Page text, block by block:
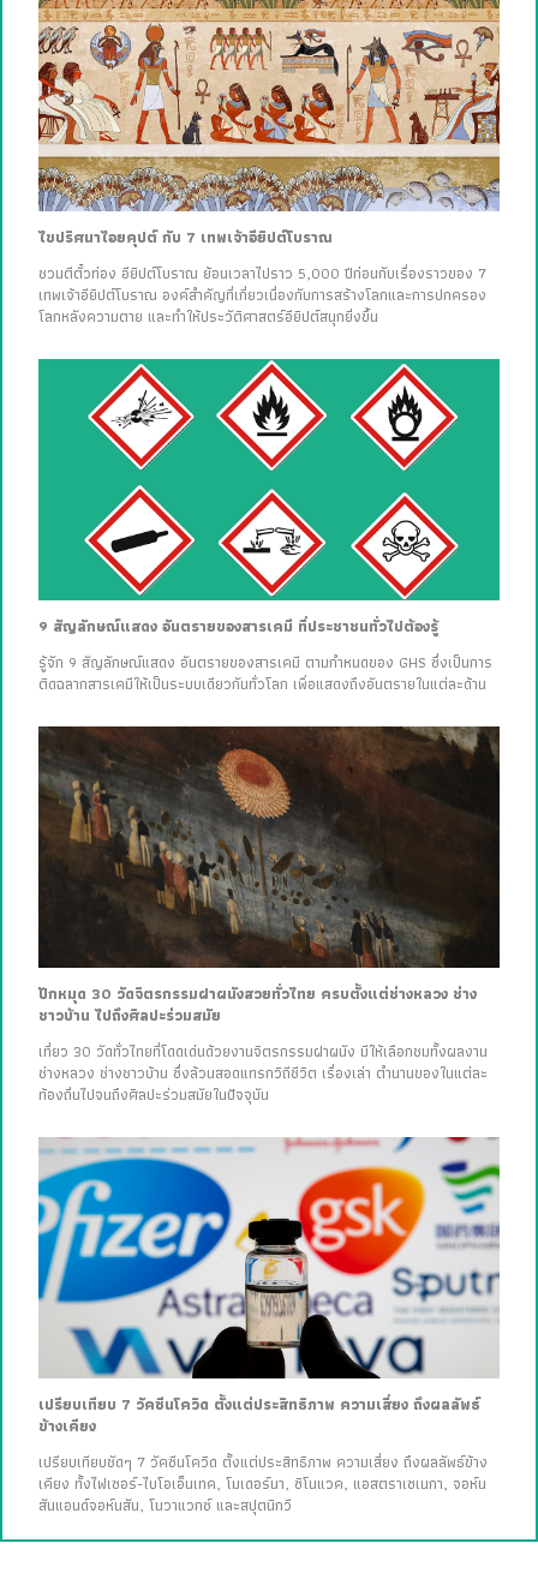
ไขปริศนาไอยคุปต์ กับ 7 เทพเจ้าอียิปต์โบราณ
ชวนตีตั๋วท่อง อียิปต์โบราณ ย้อนเวลาไปราว 5,000 ปีก่อนกับเรื่องราวของ 7
เทพเจ้าอียิปต์โบราณ องค์สำคัญที่เกี่ยวเนื่องกับการสร้างโลกและการปกครอง
โลกหลังความตาย และทำให้ประวัติศาสตร์อียิปต์สนุกยิ่งขึ้น
9 สัญลักษณ์แสดง อันตรายของสารเคมี ที่ประชาชนทั่วไปต้องรู้
รู้จัก 9 สัญลักษณ์แสดง อันตรายของสารเคมี ตามกำหนดของ GHS ซึ่งเป็นการ
ติดฉลากสารเคมีให้เป็นระบบเดียวกันทั่วโลก เพื่อแสดงถึงอันตรายในแต่ละด้าน
ปักหมุด 30 วัดจิตรกรรมฝาผนังสวยทั่วไทย ครบตั้งแต่ช่างหลวง ช่าง
ชาวบ้าน ไปถึงศิลปะร่วมสมัย
เที่ยว 30 วัดทั่วไทยที่โดดเด่นด้วยงานจิตรกรรมฝาผนัง มีให้เลือกชมทั้งผลงาน
ช่างหลวง ช่างชาวบ้าน ซึ่งล้วนสอดแทรกวิถีชีวิต เรื่องเล่า ตำนานของในแต่ละ
ท้องถิ่นไปจนถึงศิลปะร่วมสมัยในปัจจุบัน
เปรียบเทียบ 7 วัคซีนโควิด ตั้งแต่ประสิทธิภาพ ความเสี่ยง ถึงผลลัพธ์
ข้างเคียง
เปรียบเทียบชัดๆ 7 วัคซีนโควิด ตั้งแต่ประสิทธิภาพ ความเสี่ยง ถึงผลลัพธ์ข้าง
เคียง ทั้งไฟเซอร์-ไบโอเอ็นเทค, โมเดอร์นา, ซิโนแวค, แอสตราเซเนกา, จอห์น
สันแอนด์จอห์นสัน, โนวาแวกซ์ และสปุตนิกวี